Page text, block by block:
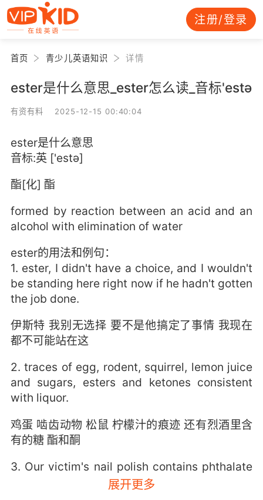
注册/登录
首页 青少儿英语知识 详情
ester是什么意思_ester怎么读_音标'estә
有资有料 2025-12-15 00:40:04
ester是什么意思
音标:英 ['estә]
酯[化] 酯
formed by reaction between an acid and an
alcohol with elimination of water
ester的用法和例句：
1. ester, I didn't have a choice, and I wouldn't
be standing here right now if he hadn't gotten
the job done.
伊斯特 我别无选择 要不是他搞定了事情 我现在
都不可能站在这
2. traces of egg, rodent, squirrel, lemon juice
and sugars, esters and ketones consistent
with liquor.
鸡蛋 啮齿动物 松鼠 柠檬汁的痕迹 还有烈酒里含
有的糖 酯和酮
3. Our victim's nail polish contains phthalate
ester, a plasticizer, discontinued due to its
展开更多